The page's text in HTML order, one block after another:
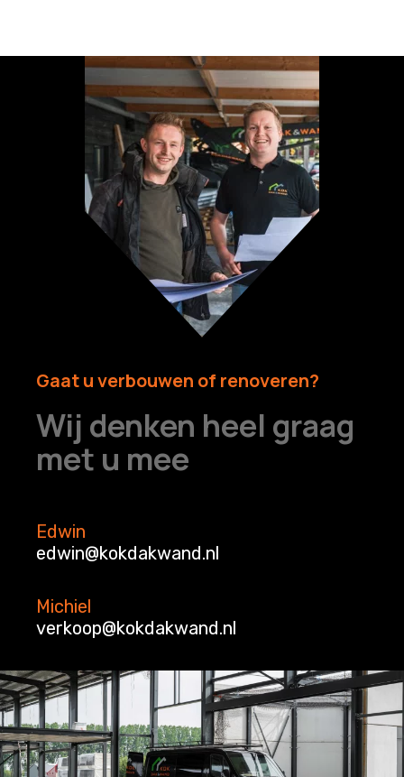
Gaat u verbouwen of renoveren?
Wij denken heel graag
met u mee
Edwin
edwin@kokdakwand.nl
Michiel
verkoop@kokdakwand.nl